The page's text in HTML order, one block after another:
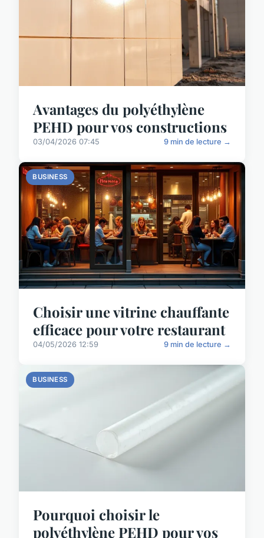
Avantages du polyéthylène
PEHD pour vos constructions
03/04/2026 07:45 9 min de lecture →
BUSINESS
Choisir une vitrine chauffante
efficace pour votre restaurant
04/05/2026 12:59 9 min de lecture →
BUSINESS
Pourquoi choisir le
polyéthylène PEHD pour vos